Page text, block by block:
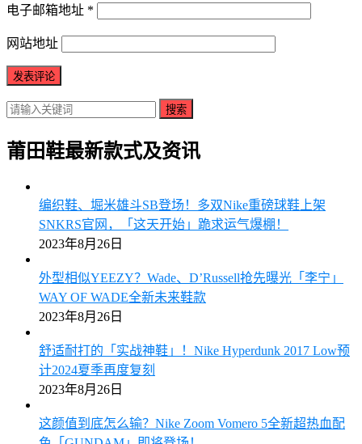
电子邮箱地址 *
网站地址
搜索
莆田鞋最新款式及资讯
编织鞋、堀米雄斗SB登场！多双Nike重磅球鞋上架
SNKRS官网，「这天开始」跪求运气爆棚！
2023年8月26日
外型相似YEEZY？Wade、D’Russell抢先曝光「李宁」
WAY OF WADE全新未来鞋款
2023年8月26日
舒适耐打的「实战神鞋」！Nike Hyperdunk 2017 Low预
计2024夏季再度复刻
2023年8月26日
这颜值到底怎么输？Nike Zoom Vomero 5全新超热血配